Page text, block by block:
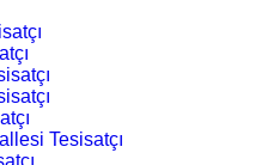
Tesisatçı